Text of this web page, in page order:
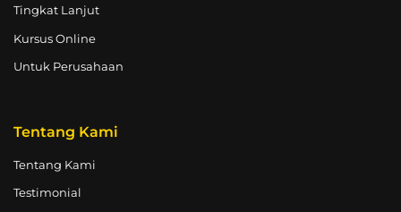
Tingkat Lanjut
Kursus Online
Untuk Perusahaan
Tentang Kami
Tentang Kami
Testimonial